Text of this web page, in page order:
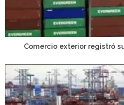
Comercio exterior registró